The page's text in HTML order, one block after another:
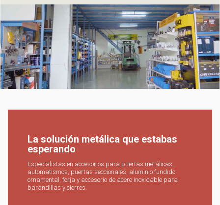
La solución metálica que estabas
esperando
Especialistas en accesorios para puertas metálicas,
automatismos, puertas seccionales, aluminio fundido
ornamental, forja y accesorio de acero inoxidable para
barandillas y cierres.